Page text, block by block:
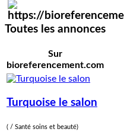
Toutes les annonces
Sur
bioreferencement.com
Turquoise le salon
( / Santé soins et beauté)